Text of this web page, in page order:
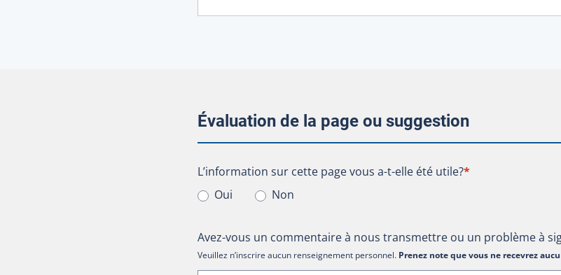
Évaluation de la page ou suggestion
L’information sur cette page vous a-t-elle été utile?
L’information sur cette page vous a-t-elle été utile?*
Oui
Non
Avez-vous un commentaire à nous transmettre ou un problème à
Veuillez n’inscrire aucun renseignement personnel. Prenez note que vous ne recevrez